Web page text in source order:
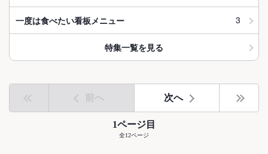
一度は食べたい看板メニュー 3
特集一覧を見る
前へ 次へ
1ページ目
全12ページ